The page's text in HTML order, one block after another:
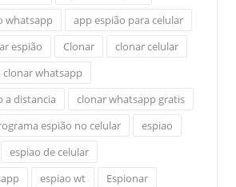
whatsapp
app espião para celular
espião Clonar
clonar celular
clonar whatsapp
a distancia
clonar whatsapp gratis
espião no celular
espiao
espiao de celular
espiao wt
Espionar